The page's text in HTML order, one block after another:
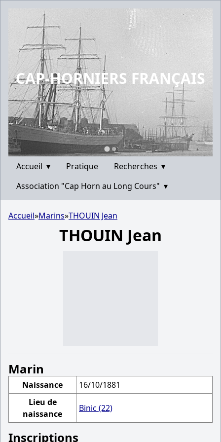
CAP-HORNIERS FRANÇAIS
Accueil ▾ Pratique Recherches ▾
Association "Cap Horn au Long Cours" ▾
Accueil»Marins»THOUIN Jean
THOUIN Jean
Marin
Naissance
16/10/1881
Lieu de
naissance
Binic (22)
Inscriptions